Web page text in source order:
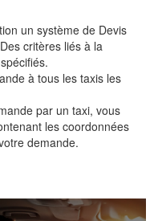
un système de Devis
critères liés à la
à tous les taxis les
par un taxi, vous
les coordonnées
demande.